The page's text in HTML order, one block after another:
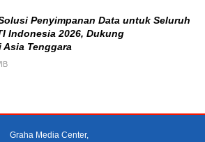
Penyimpanan Data untuk Seluruh
Indonesia 2026, Dukung
Asia Tenggara
Graha Media Center,